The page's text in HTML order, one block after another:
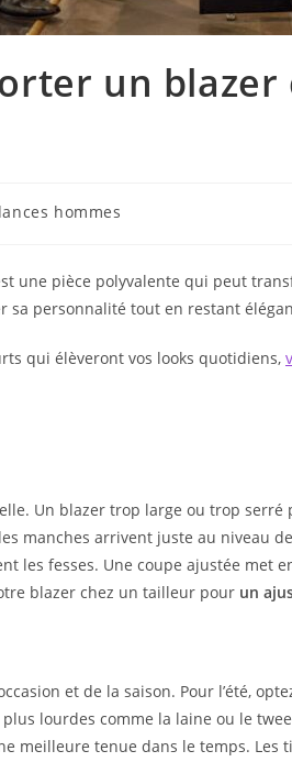
un
hommes
une pièce polyvalente qui peut
sa personnalité tout en restant
qui élèveront vos looks quotidiens,
Un blazer trop large ou trop
manches arrivent juste au niveau
les fesses. Une coupe ajustée met
blazer chez un tailleur pour un
et de la saison. Pour l’été,
lourdes comme la laine ou le
meilleure tenue dans le temps. Les